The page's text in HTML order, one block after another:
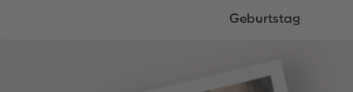
Geburtstag